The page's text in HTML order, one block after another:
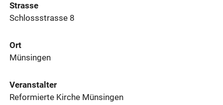
Strasse
Schlossstrasse 8
Ort
Münsingen
Veranstalter
Reformierte Kirche Münsingen